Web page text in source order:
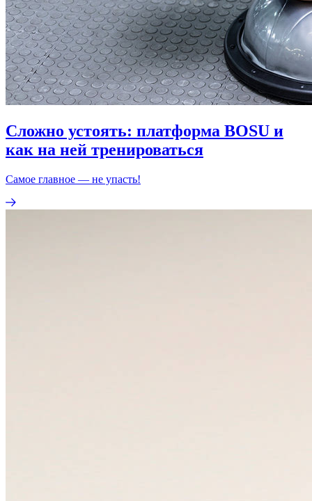
Сложно устоять: платформа BOSU и
как на ней тренироваться
Самое главное — не упасть!